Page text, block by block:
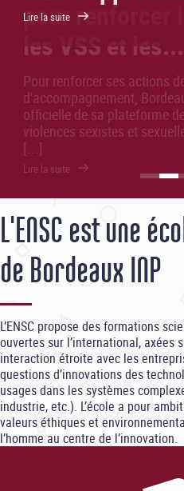
Lire la suite
L'ENSC est une
de Bordeaux INP
L’ENSC propose des formations
ouvertes sur l’international, axées
interaction étroite avec les
questions d’innovations des
usages dans les systèmes
industrie, etc.). L’école a pour
valeurs éthiques et
l’homme au centre de l’innovation.